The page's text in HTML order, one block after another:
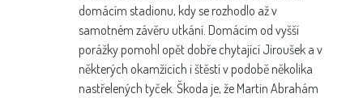
domácím stadionu, kdy se rozhodlo až v
samotném závěru utkání. Domácím od vyšší
porážky pomohl opět dobře chytající Jiroušek a v
některých okamžicích i štěstí v podobě několika
nastřelených tyček. Škoda je, že Martin Abrahám